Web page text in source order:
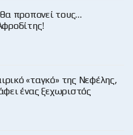
προπονεί τους…
«ταγκό» της Νεφέλης,
ένας ξεχωριστός